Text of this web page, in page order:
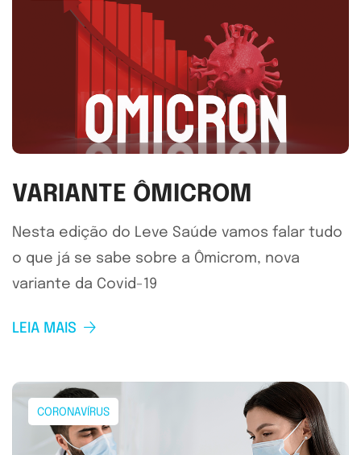
VARIANTE ÔMICROM
Nesta edição do Leve Saúde vamos falar tudo
o que já se sabe sobre a Ômicrom, nova
variante da Covid-19
LEIA MAIS
CORONAVÍRUS